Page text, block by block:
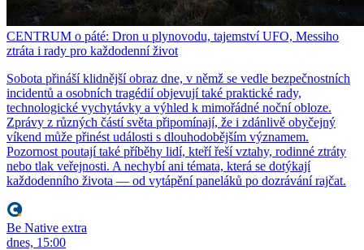
CENTRUM o páté: Dron u plynovodu, tajemství UFO, Messiho
ztráta i rady pro každodenní život
Sobota přináší klidnější obraz dne, v němž se vedle bezpečnostních
incidentů a osobních tragédií objevují také praktické rady,
technologické vychytávky a výhled k mimořádné noční obloze.
Zprávy z různých částí světa připomínají, že i zdánlivě obyčejný
víkend může přinést události s dlouhodobějším významem.
Pozornost poutají také příběhy lidí, kteří řeší vztahy, rodinné ztráty
nebo tlak veřejnosti. A nechybí ani témata, která se dotýkají
každodenního života — od vytápění paneláků po dozrávání rajčat.
Be Native extra
dnes, 15:00